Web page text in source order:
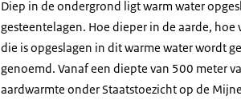
Diep in de ondergrond ligt warm water
gesteentelagen. Hoe dieper in de aarde, hoe
die is opgeslagen in dit warme water wordt
genoemd. Vanaf een diepte van 500 meter
aardwarmte onder Staatstoezicht op de